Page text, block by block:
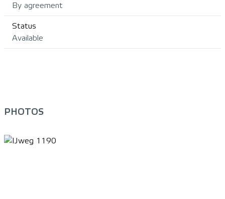
By agreement
Status
Available
PHOTOS